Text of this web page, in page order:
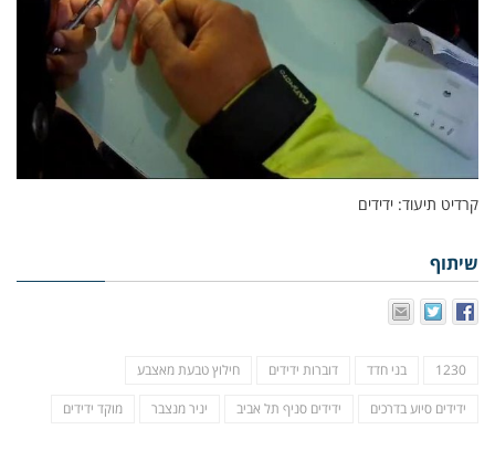
קרדיט תיעוד: ידידים
שיתוף
1230 בני חדד דוברות ידידים חילוץ טבעת מאצבע
ידידים סיוע בדרכים ידידים סניף תל אביב יניר מנצבר מוקד ידידים